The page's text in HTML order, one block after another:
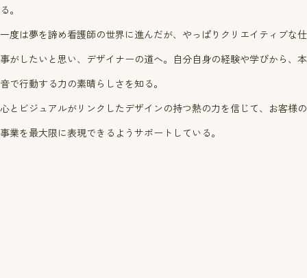
る。
一度は夢を諦め看護師の世界に進んだが、 やっぱりクリエイティブな仕
事がしたいと思い、デザイナーの道へ。 自分自身の経験や学びから、本
音で行動する力の素晴らしさを知る。
心とビジュアルがリンクしたデザインの持つ熱の力を信じて、 お客様の
事業を最大限に表現できるようサポートしている。